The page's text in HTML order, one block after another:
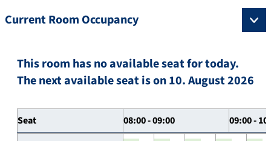
Current Room Occupancy
This room has no available seat for today.
The next available seat is on 10. August 2026
Seat 08:00 - 09:00 09:00 -